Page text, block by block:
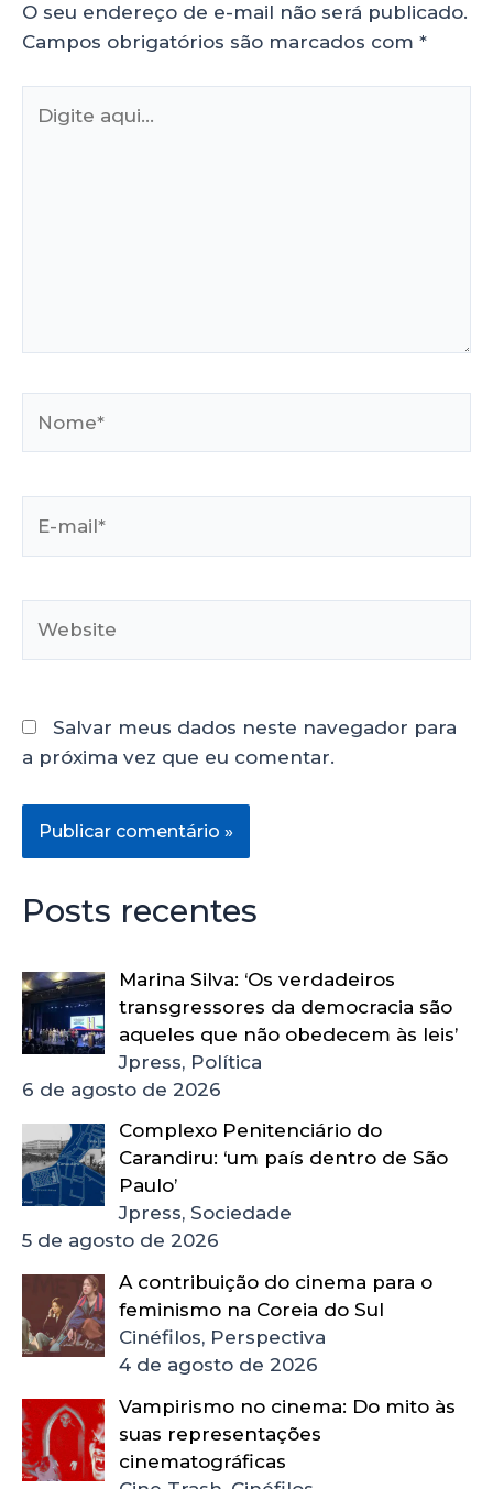
O seu endereço de e-mail não será publicado.
Campos obrigatórios são marcados com *
Salvar meus dados neste navegador para
a próxima vez que eu comentar.
Posts recentes
Marina Silva: ‘Os verdadeiros
transgressores da democracia são
aqueles que não obedecem às leis’
Jpress, Política
6 de agosto de 2026
Complexo Penitenciário do
Carandiru: ‘um país dentro de São
Paulo’
Jpress, Sociedade
5 de agosto de 2026
A contribuição do cinema para o
feminismo na Coreia do Sul
Cinéfilos, Perspectiva
4 de agosto de 2026
Vampirismo no cinema: Do mito às
suas representações
cinematográficas